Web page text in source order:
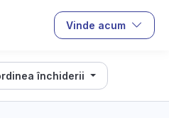
Vinde acum
închiderii